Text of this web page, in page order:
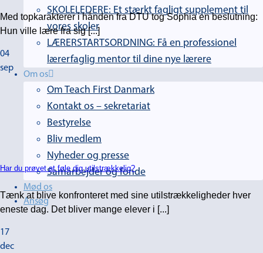
SKOLELEDERE: Et stærkt fagligt supplement til
vores skoler
LÆRERSTARTSORDNING: Få en professionel
lærerfaglig mentor til dine nye lærere
Om os
Om Teach First Danmark
Kontakt os – sekretariat
Bestyrelse
Bliv medlem
Nyheder og presse
Samarbejder og fonde
Mød os
Ansøg
Med topkarakterer i hånden fra DTU tog Sophia en beslutning:
Hun ville lære fra sig [...]
04
sep
Har du prøvet at føle dig utilstrækkelig?
Tænk at blive konfronteret med sine utilstrækkeligheder hver
eneste dag. Det bliver mange elever i [...]
17
dec